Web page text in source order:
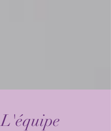
L'équipe